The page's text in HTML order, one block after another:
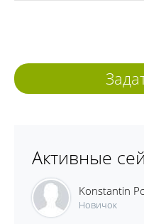
Активные
Konstantin
Новичок